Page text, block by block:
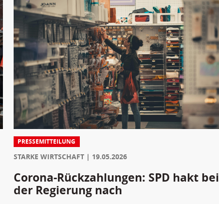
PRESSEMITTEILUNG
STARKE WIRTSCHAFT 19.05.2026
Corona-Rückzahlungen: SPD hakt bei
der Regierung nach